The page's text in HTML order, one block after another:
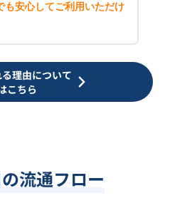
も安心してご利用いただけ
理由について
こちら
流通フロー